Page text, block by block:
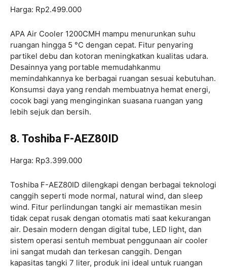
Harga: Rp2.499.000
APA Air Cooler 1200CMH mampu menurunkan suhu
ruangan hingga 5 °C dengan cepat. Fitur penyaring
partikel debu dan kotoran meningkatkan kualitas udara.
Desainnya yang portable memudahkanmu
memindahkannya ke berbagai ruangan sesuai kebutuhan.
Konsumsi daya yang rendah membuatnya hemat energi,
cocok bagi yang menginginkan suasana ruangan yang
lebih sejuk dan bersih.
8. Toshiba F-AEZ80ID
Harga: Rp3.399.000
Toshiba F-AEZ80ID dilengkapi dengan berbagai teknologi
canggih seperti mode normal, natural wind, dan sleep
wind. Fitur perlindungan tangki air memastikan mesin
tidak cepat rusak dengan otomatis mati saat kekurangan
air. Desain modern dengan digital tube, LED light, dan
sistem operasi sentuh membuat penggunaan air cooler
ini sangat mudah dan terkesan canggih. Dengan
kapasitas tangki 7 liter, produk ini ideal untuk ruangan